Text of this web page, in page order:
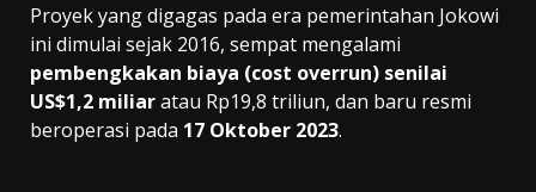
Proyek yang digagas pada era pemerintahan Jokowi
ini dimulai sejak 2016, sempat mengalami
pembengkakan biaya (cost overrun) senilai
US$1,2 miliaratau Rp19,8 triliun, dan baru resmi
beroperasi pada 17 Oktober 2023.